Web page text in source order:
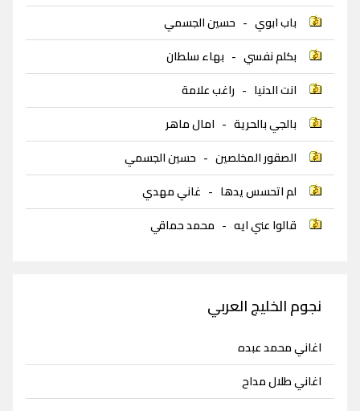
باب ابوي - حسين الجسمي
بكلم نفسي - بهاء سلطان
انت الدنيا - راغب علامة
بالجي بالحرية - امال ماهر
الصقور المخلصين - حسين الجسمي
لم اتحسس يدها - غاني مهدي
قالوا عني ايه - محمد حماقي
نجوم الخليج العربي
اغاني محمد عبده
اغاني طلال مداح